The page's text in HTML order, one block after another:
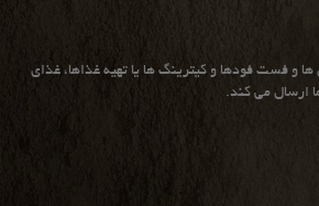
و فست فودها و كیترینگ ها یا تهیه غذاها، غذای
ارسال می كند.